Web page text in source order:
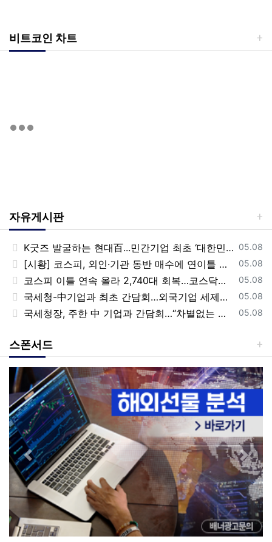
비트코인 차트
자유게시판
등록일
05.08
K굿즈 발굴하는 현대百...민간기업 최초 ‘대한민국 관광공모전’ 후원
등록일
05.08
[시황] 코스피, 외인·기관 동반 매수에 연이틀 상승…2745.05 마감
등록일
05.08
코스피 이틀 연속 올라 2,740대 회복…코스닥은 강보합(종합)
등록일
05.08
국세청-中기업과 최초 간담회…외국기업 세제혜택 등 논의
등록일
05.08
국세청장, 주한 中 기업과 간담회…“차별없는 공정과세 약속”
스폰서드
Previous Next